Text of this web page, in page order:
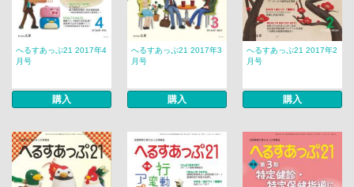
へるすあっぷ21 2017年4
月号
購入
へるすあっぷ21 2017年3
月号
購入
へるすあっぷ21 2017年2
月号
購入